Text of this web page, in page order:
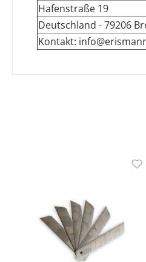
Hafenstraße 19
Deutschland - 79206
Kontakt: